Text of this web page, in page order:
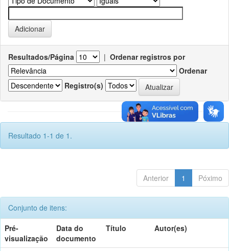
Resultados/Página | Ordenar registros por
Ordenar
Registro(s)
Resultado 1-1 de 1.
Anterior 1 Póximo
Conjunto de itens:
Pré-
visualização
Data do
documento
Título Autor(es)